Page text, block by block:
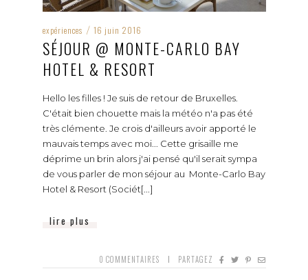
expériences / 16 juin 2016
SÉJOUR @ MONTE-CARLO BAY
HOTEL & RESORT
Hello les filles ! Je suis de retour de Bruxelles.
C'était bien chouette mais la météo n'a pas été
très clémente. Je crois d'ailleurs avoir apporté le
mauvais temps avec moi... Cette grisaille me
déprime un brin alors j'ai pensé qu'il serait sympa
de vous parler de mon séjour au Monte-Carlo Bay
Hotel & Resort (Sociét[...]
lire plus
0 COMMENTAIRES PARTAGEZ